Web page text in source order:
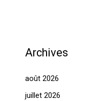
Archives
août 2026
juillet 2026